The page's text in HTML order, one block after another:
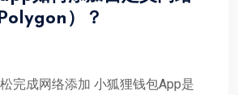
）？
完成网络添加 小狐狸钱包App是